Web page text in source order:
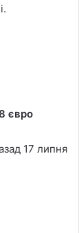
17 липня